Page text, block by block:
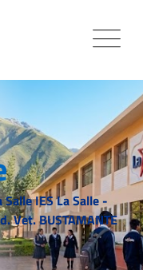
IES La Salle -
Vet. BUSTAMANTE